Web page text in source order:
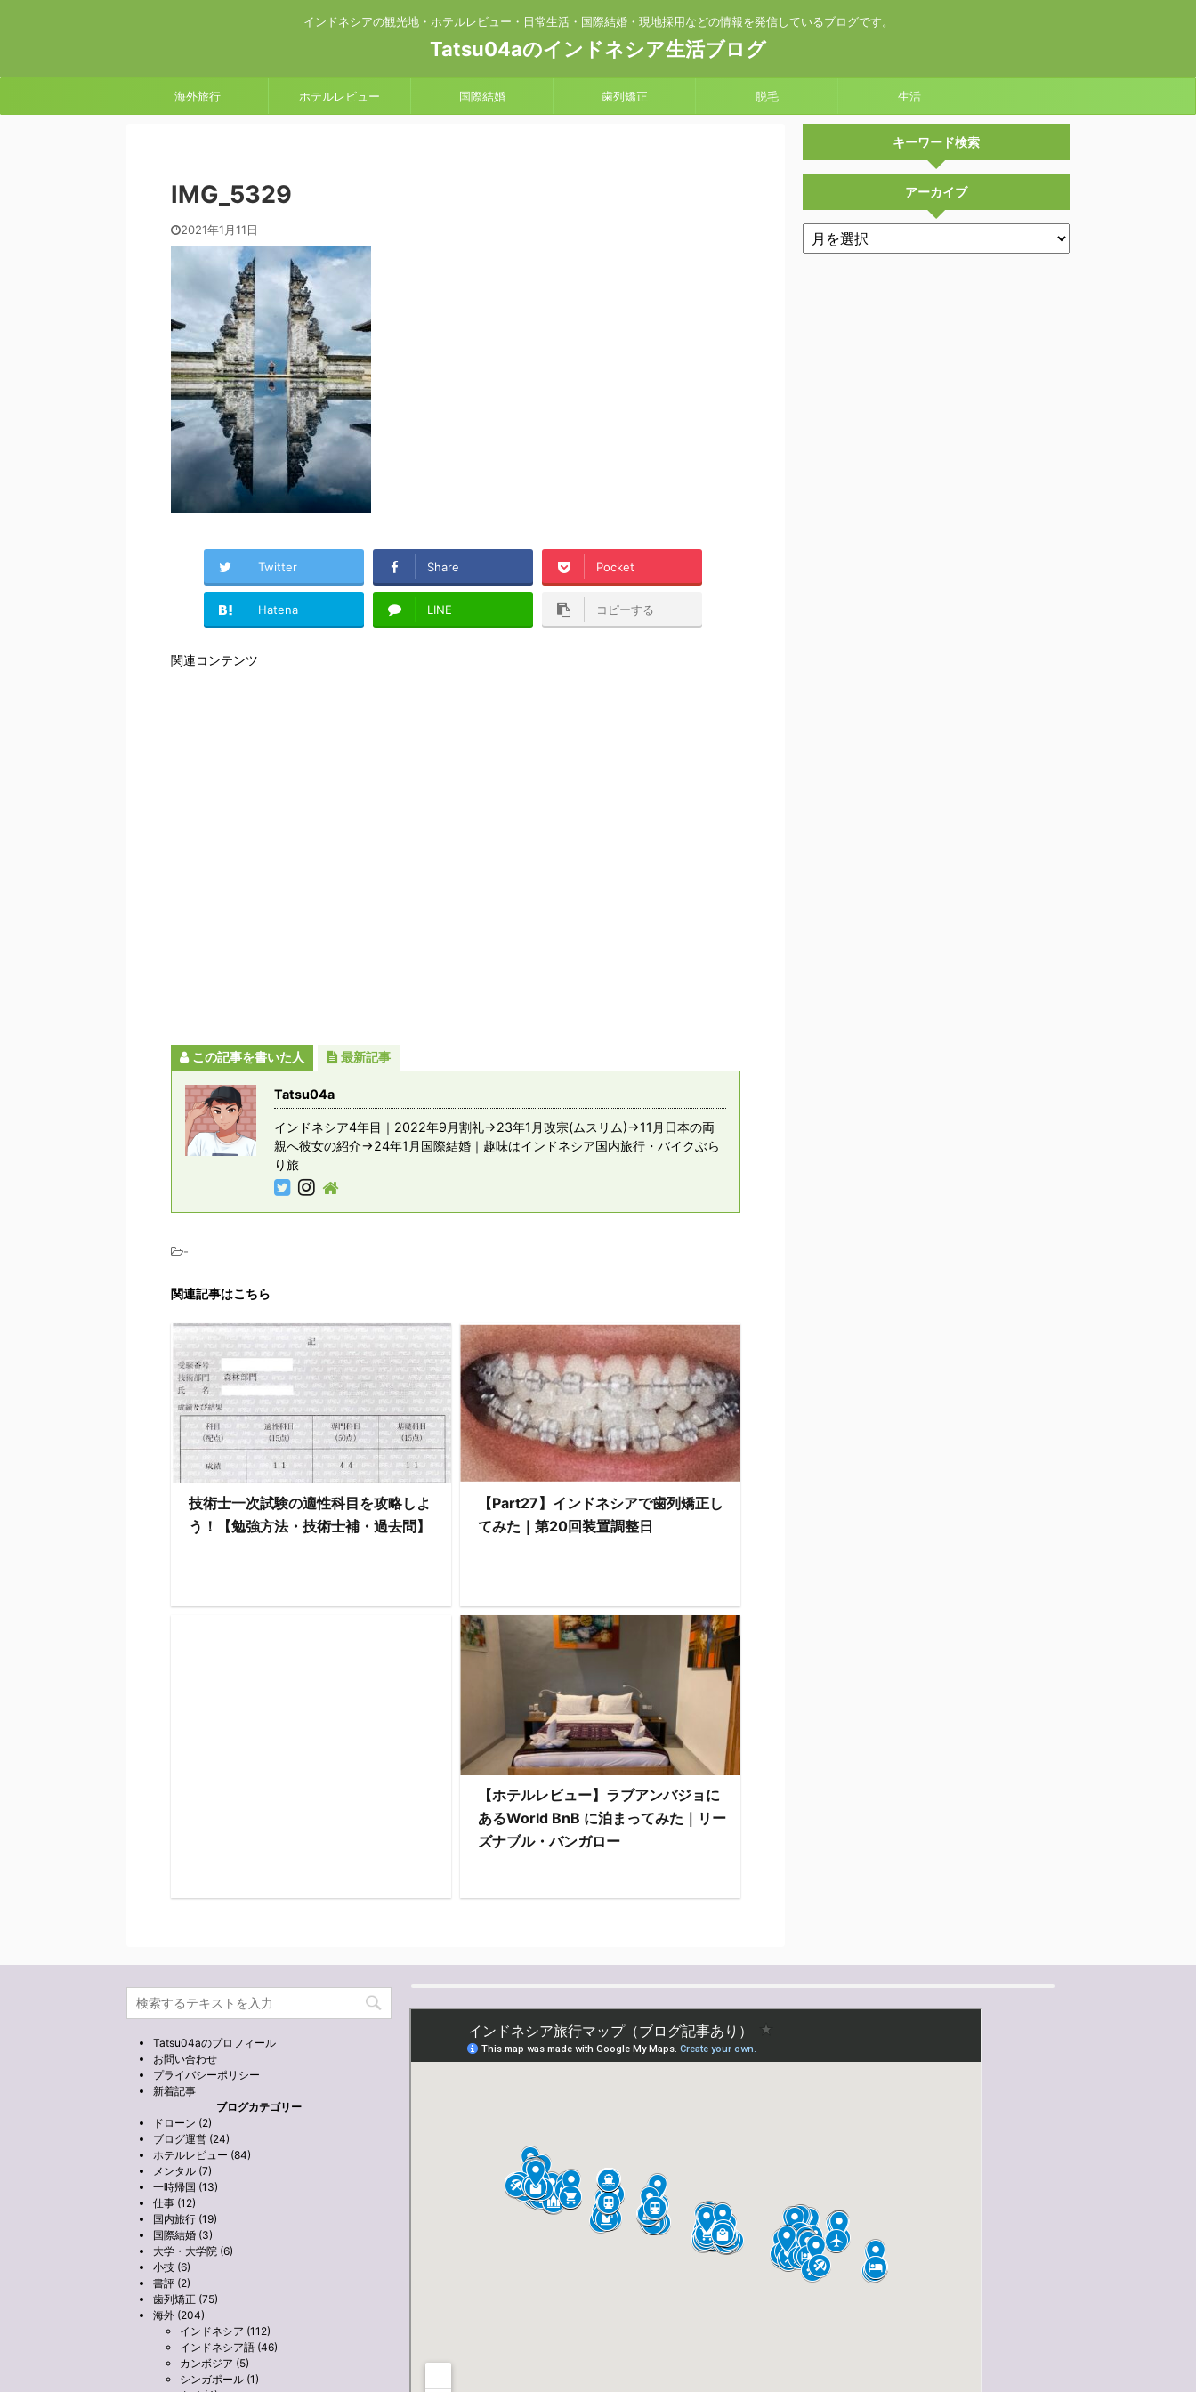
インドネシアの観光地・ホテルレビュー・日常生活・国際結婚・現地採用などの情報を発信しているブログです。
Tatsu04aのインドネシア生活ブログ
海外旅行 ホテルレビュー 国際結婚 歯列矯正 脱毛 生活
IMG_5329
2021年1月11日
Twitter Share Pocket
Hatena LINE コピーする
関連コンテンツ
この記事を書いた人 最新記事
Tatsu04a
インドネシア4年目｜2022年9月割礼→23年1月改宗(ムスリム)→11月日本の両
親へ彼女の紹介→24年1月国際結婚｜趣味はインドネシア国内旅行・バイクぶら
り旅
-
関連記事はこちら
技術士一次試験の適性科目を攻略しよ
う！【勉強方法・技術士補・過去問】
【Part27】インドネシアで歯列矯正し
てみた｜第20回装置調整日
【ホテルレビュー】ラブアンバジョに
あるWorld BnB に泊まってみた｜リー
ズナブル・バンガロー
キーワード検索
アーカイブ
Tatsu04aのプロフィール
お問い合わせ
プライバシーポリシー
新着記事
ブログカテゴリー
ドローン (2)
ブログ運営 (24)
ホテルレビュー (84)
メンタル (7)
一時帰国 (13)
仕事 (12)
国内旅行 (19)
国際結婚 (3)
大学・大学院 (6)
小技 (6)
書評 (2)
歯列矯正 (75)
海外 (204)
インドネシア (112)
インドネシア語 (46)
カンボジア (5)
シンガポール (1)